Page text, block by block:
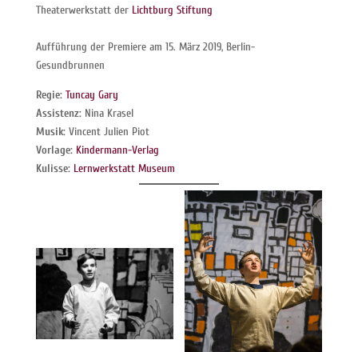
Theaterwerkstatt der Lichtburg Stiftung
Aufführung der Premiere am 15. März 2019, Berlin-
Gesundbrunnen
Regie: Tuncay Gary
Assistenz:Nina Krasel
Musik:Vincent Julien Piot
Vorlage: Kindermann-Verlag
Kulisse: Lernwerkstatt Museum